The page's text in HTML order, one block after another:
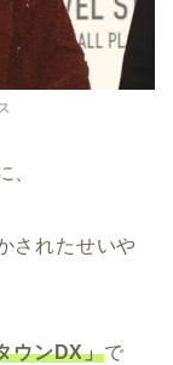
、
されたせいや
ウンDX」で